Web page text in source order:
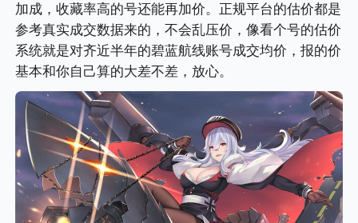
加成，收藏率高的号还能再加价。正规平台的估价都是
参考真实成交数据来的，不会乱压价，像看个号的估价
系统就是对齐近半年的碧蓝航线账号成交均价，报的价
基本和你自己算的大差不差，放心。